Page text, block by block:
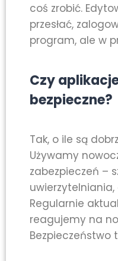
coś zrobić.
przesłać,
program, ale w
Czy
bezpieczne?
Tak, o ile są
Używamy
zabezpieczeń –
Regularnie
reagujemy na
Bezpieczeństwo